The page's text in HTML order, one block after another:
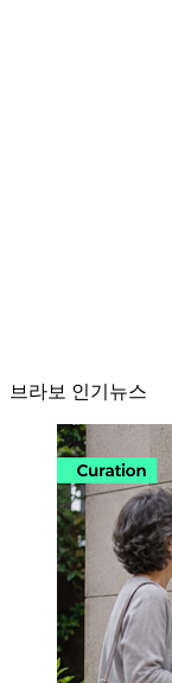
브라보 인기뉴스